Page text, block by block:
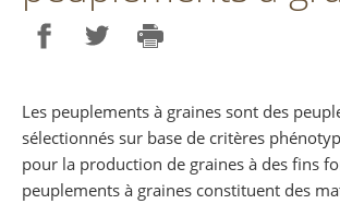
Les peuplements à graines sont des
sélectionnés sur base de critères
pour la production de graines à des fins
peuplements à graines constituent des